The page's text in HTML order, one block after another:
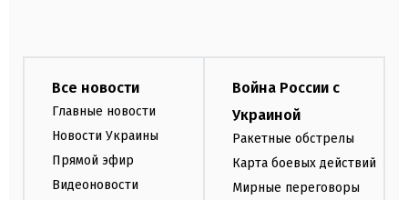
Все новости
Главные новости
Новости Украины
Прямой эфир
Видеоновости
Война России с
Украиной
Ракетные обстрелы
Карта боевых действий
Мирные переговоры